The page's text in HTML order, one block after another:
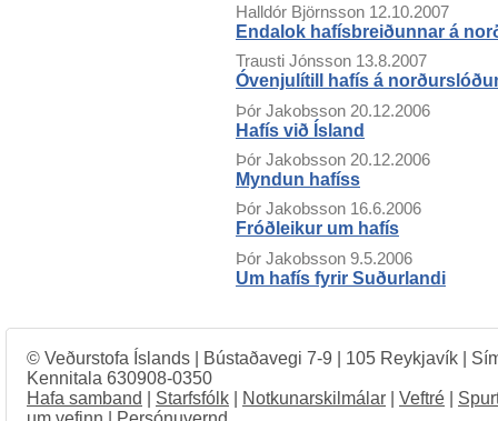
Halldór Björnsson 12.10.2007
Endalok hafísbreiðunnar á
Trausti Jónsson 13.8.2007
Óvenjulítill hafís á
Þór Jakobsson 20.12.2006
Hafís við Ísland
Þór Jakobsson 20.12.2006
Myndun hafíss
Þór Jakobsson 16.6.2006
Fróðleikur um hafís
Þór Jakobsson 9.5.2006
Um hafís fyrir Suðurlandi
© Veðurstofa Íslands | Bústaðavegi 7-9 | 105 Reykjavík |
Kennitala 630908-0350
Hafa samband
Starfsfólk Notkunarskilmálar Veftré